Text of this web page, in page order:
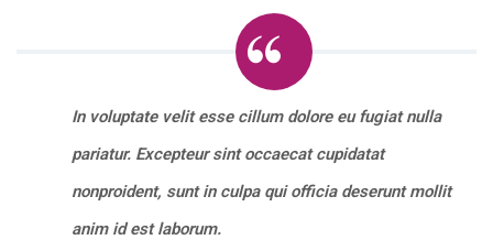
In voluptate velit esse cillum dolore eu fugiat nulla
pariatur. Excepteur sint occaecat cupidatat
nonproident, sunt in culpa qui officia deserunt mollit
anim id est laborum.